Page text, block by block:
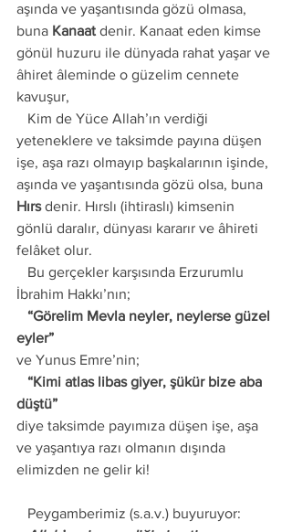
aşında ve yaşantısında gözü olmasa,
buna Kanaat denir. Kanaat eden kimse
gönül huzuru ile dünyada rahat yaşar ve
âhiret âleminde o güzelim cennete
kavuşur,
yeteneklere ve taksimde payına düşen
işe, aşa razı olmayıp başkalarının işinde,
aşında ve yaşantısında gözü olsa, buna
Hırs denir. Hırslı (ihtiraslı) kimsenin
gönlü daralır, dünyası kararır ve âhireti
felâket olur.
İbrahim Hakkı’nın;
eyler”
ve Yunus Emre’nin;
düştü”
diye taksimde payımıza düşen işe, aşa
ve yaşantıya razı olmanın dışında
elimizden ne gelir ki!
   Peygamberimiz (s.a.v.) buyuruyor: